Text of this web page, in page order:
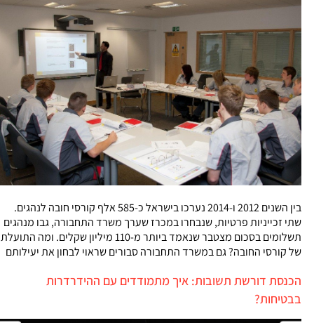
בין השנים 2012 ו-2014 נערכו בישראל כ-585 אלף קורסי חובה לנהגים.
שתי זכייניות פרטיות, שנבחרו במכרז שערך משרד התחבורה, גבו מנהגים
תשלומים בסכום מצטבר שנאמד ביותר מ-110 מיליון שקלים. ומה התועלת
של קורסי החובה? גם במשרד התחבורה סבורים שראוי לבחון את יעילותם
הכנסת דורשת תשובות: איך מתמודדים עם ההידרדרות
בבטיחות?